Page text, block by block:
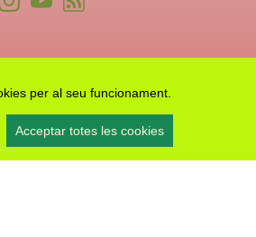
per al seu funcionament.
Acceptar totes les cookies